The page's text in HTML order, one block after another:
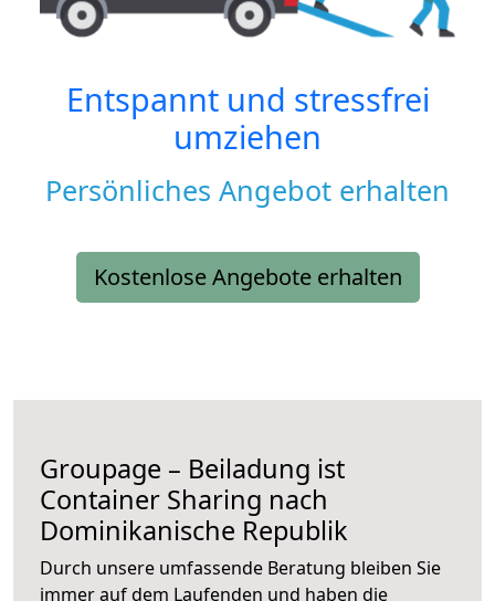
Entspannt und stressfrei
umziehen
Persönliches Angebot erhalten
Kostenlose Angebote erhalten
Groupage – Beiladung ist
Container Sharing nach
Dominikanische Republik
Durch unsere umfassende Beratung bleiben Sie
immer auf dem Laufenden und haben die